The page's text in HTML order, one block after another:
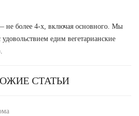
не более 4-х, включая основного. Мы
едим вегетарианские
СТАТЬИ